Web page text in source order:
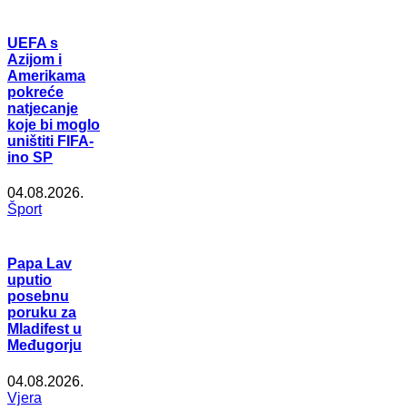
UEFA s
Azijom i
Amerikama
pokreće
natjecanje
koje bi moglo
uništiti FIFA-
ino SP
04.08.2026.
Šport
Papa Lav
uputio
posebnu
poruku za
Mladifest u
Međugorju
04.08.2026.
Vjera